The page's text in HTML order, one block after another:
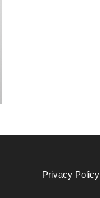
Privacy Policy